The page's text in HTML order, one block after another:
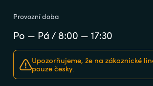
Provozní doba
Po — Pá / 8:00 — 17:30
Upozorňujeme, že na zákaznické
pouze česky.